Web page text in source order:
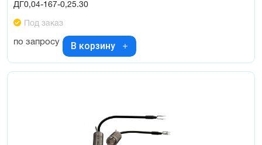
ДГ0,04-167-0,25.30
Под заказ
по запросу В корзину